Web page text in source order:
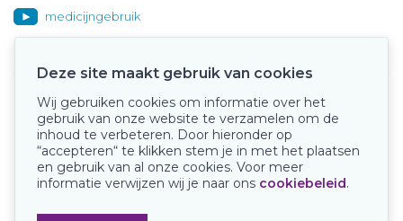
medicijngebruik
Onze keurmerken
Deze site maakt gebruik van cookies
Wij gebruiken cookies om informatie over het
gebruik van onze website te verzamelen om de
inhoud te verbeteren. Door hieronder op
“accepteren“ te klikken stem je in met het plaatsen
en gebruik van al onze cookies. Voor meer
informatie verwijzen wij je naar ons cookiebeleid.